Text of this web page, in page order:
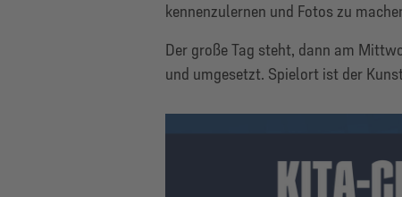
kennenzulernen und Fotos zu
Der große Tag steht, dann am
und umgesetzt. Spielort ist der